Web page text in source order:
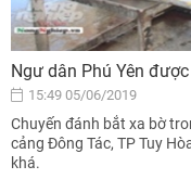
Ngư dân Phú Yên
15:49 05/06/2019
Chuyến đánh bắt xa bờ
cảng Đông Tác, TP Tuy
khá.